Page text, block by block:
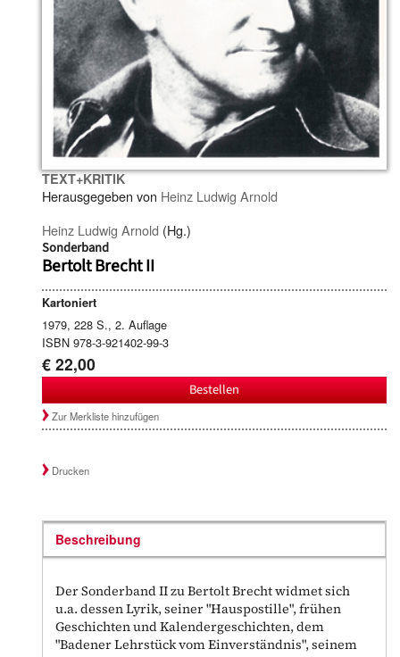
TEXT+KRITIK
Herausgegeben von Heinz Ludwig Arnold
Heinz Ludwig Arnold (Hg.)
Sonderband
Bertolt Brecht II
Kartoniert
1979, 228 S., 2. Auflage
ISBN 978-3-921402-99-3
€ 22,00
Bestellen
Zur Merkliste hinzufügen
Drucken
Beschreibung
Der Sonderband II zu Bertolt Brecht widmet sich
u.a. dessen Lyrik, seiner "Hauspostille", frühen
Geschichten und Kalendergeschichten, dem
"Badener Lehrstück vom Einverständnis", seinem